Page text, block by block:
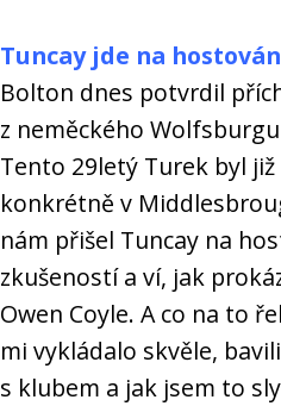
Tuncay jde na
Bolton dnes potvrdil
z neměckého
Tento 29letý Turek byl
konkrétně v
nám přišel Tuncay na
zkušeností a ví, jak
Owen Coyle. A co na to
mi vykládalo skvěle,
s klubem a jak jsem to